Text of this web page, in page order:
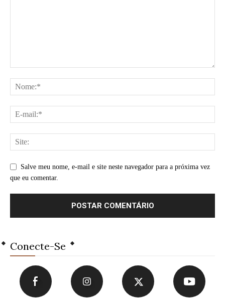
Salve meu nome, e-mail e site neste navegador para a próxima vez
que eu comentar.
Conecte-Se